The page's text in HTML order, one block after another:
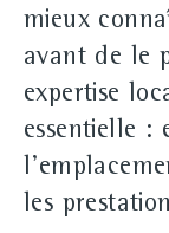
mieux
avant de le
expertise
essentielle :
les